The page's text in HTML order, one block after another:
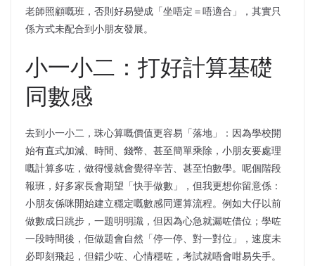
老師照顧嘅班，否則好易變成「坐唔定＝唔適合」，其實只
係方式未配合到小朋友發展。
小一小二：打好計算基礎
同數感
去到小一小二，珠心算嘅價值更容易「落地」：因為學校開
始有直式加減、時間、錢幣、甚至簡單乘除，小朋友要處理
嘅計算多咗，做得慢就會覺得辛苦、甚至怕數學。呢個階段
報班，好多家長會期望「快手做數」，但我更想你留意係：
小朋友係咪開始建立穩定嘅數感同運算流程。例如大仔以前
做數成日跳步，一題明明識，但因為心急就漏咗借位；學咗
一段時間後，佢做題會自然「停一停、對一對位」，速度未
必即刻飛起，但錯少咗、心情穩咗，考試就唔會咁易失手。